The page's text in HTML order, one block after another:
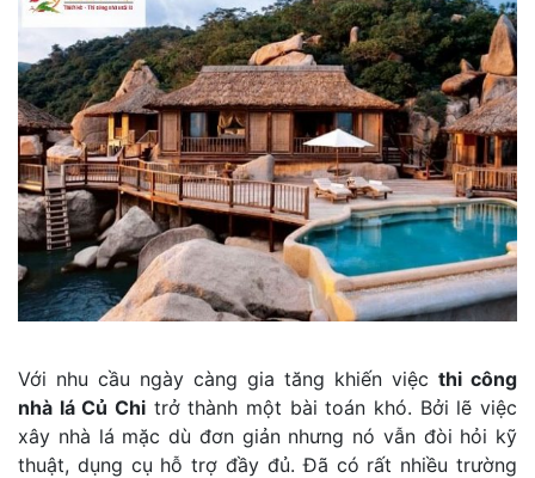
Với nhu cầu ngày càng gia tăng khiến việc thi công
nhà lá Củ Chi trở thành một bài toán khó. Bởi lẽ việc
xây nhà lá mặc dù đơn giản nhưng nó vẫn đòi hỏi kỹ
thuật, dụng cụ hỗ trợ đầy đủ. Đã có rất nhiều trường